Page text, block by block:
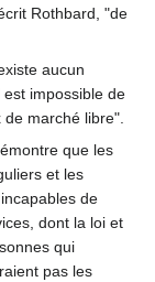
Rothbard, "de
aucun
impossible de
marché libre".
que les
et les
de
dont la loi et
qui
pas les